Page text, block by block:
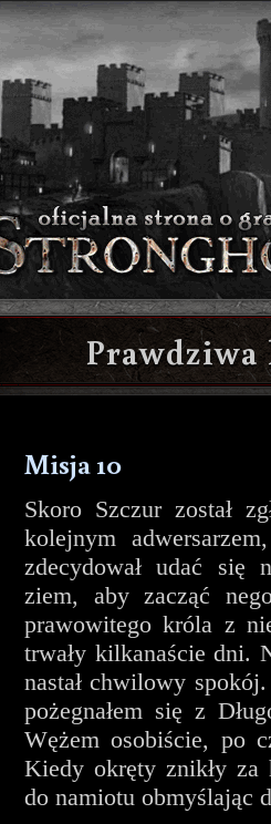
Misja 10
Skoro Szczur został
kolejnym
zdecydował udać się
ziem, aby zacząć
prawowitego króla z
trwały kilkanaście dni.
nastał chwilowy
pożegnałem się z
Wężem osobiście, po
Kiedy okręty znikły za
do namiotu obmyślając